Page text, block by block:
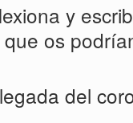
y
os
del